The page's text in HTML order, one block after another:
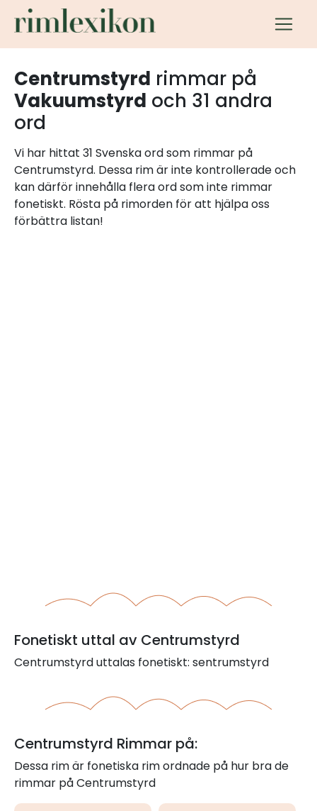
Centrumstyrd rimmar på
Vakuumstyrd och 31 andra
ord
Vi har hittat 31 Svenska ord som rimmar på
Centrumstyrd. Dessa rim är inte kontrollerade och
kan därför innehålla flera ord som inte rimmar
fonetiskt. Rösta på rimorden för att hjälpa oss
förbättra listan!
Fonetiskt uttal av Centrumstyrd
Centrumstyrd uttalas fonetiskt: sentrumstyrd
Centrumstyrd Rimmar på:
Dessa rim är fonetiska rim ordnade på hur bra de
rimmar på Centrumstyrd